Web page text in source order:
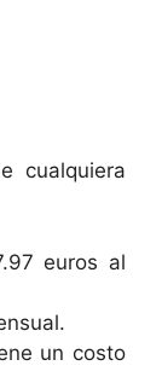
cualquiera
euros al
un costo